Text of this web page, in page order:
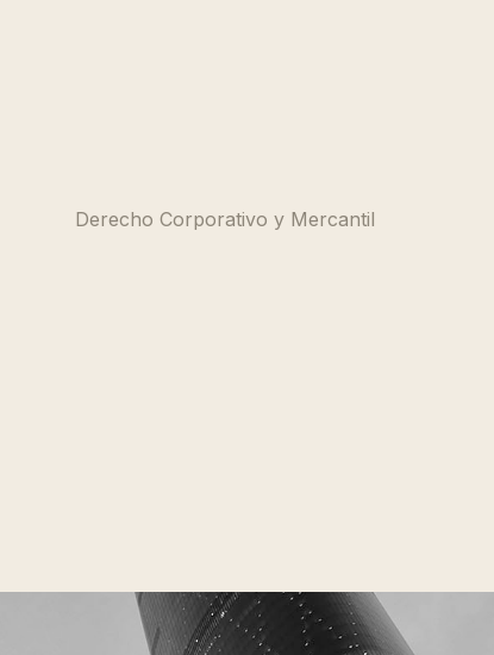
Derecho Corporativo y Mercantil